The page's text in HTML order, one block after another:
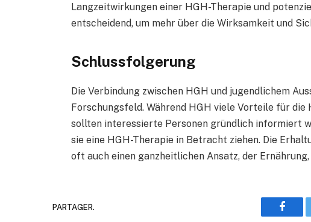
Langzeitwirkungen einer HGH-Therapie und
entscheidend, um mehr über die Wirksamkeit und
Schlussfolgerung
Die Verbindung zwischen HGH und jugendlichem
Forschungsfeld. Während HGH viele Vorteile für
sollten interessierte Personen gründlich informiert
sie eine HGH-Therapie in Betracht ziehen. Die
oft auch einen ganzheitlichen Ansatz, der
PARTAGER.